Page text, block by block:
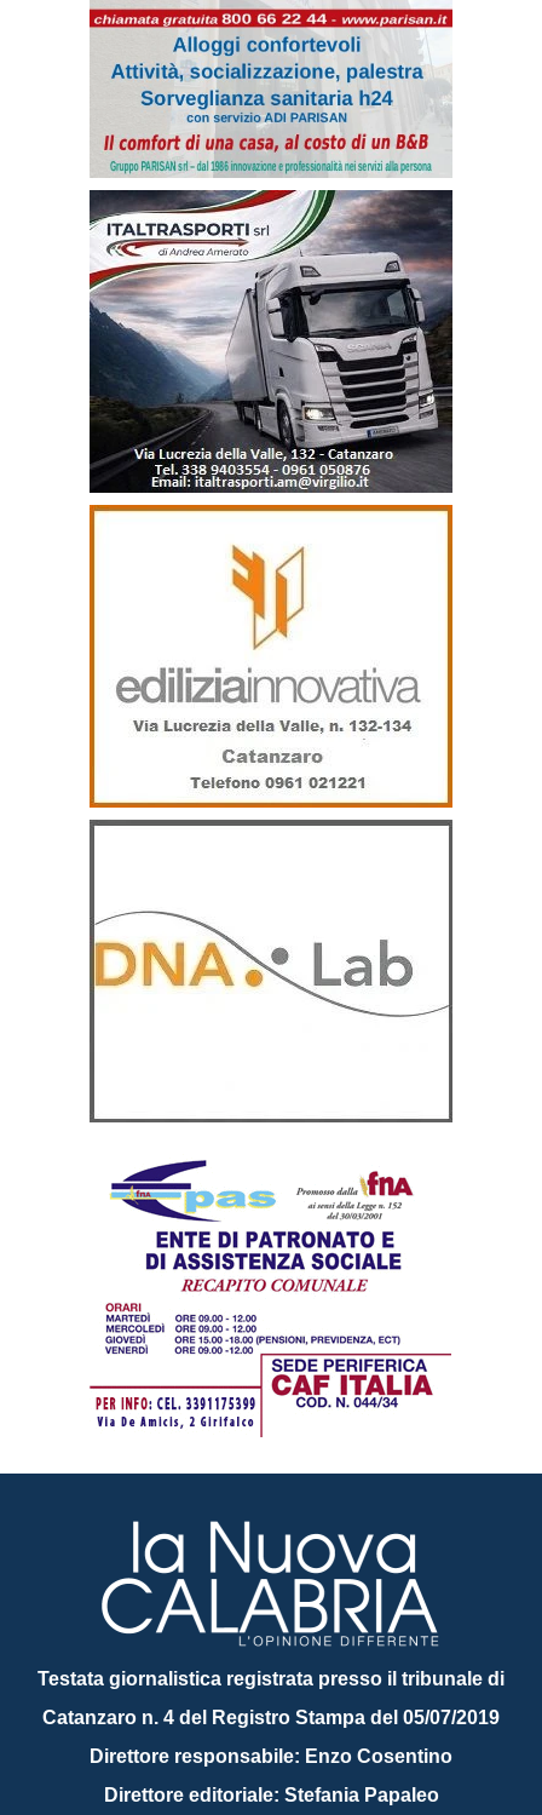
Testata giornalistica registrata presso il tribunale di
Catanzaro n. 4 del Registro Stampa del 05/07/2019
Direttore responsabile: Enzo Cosentino
Direttore editoriale: Stefania Papaleo